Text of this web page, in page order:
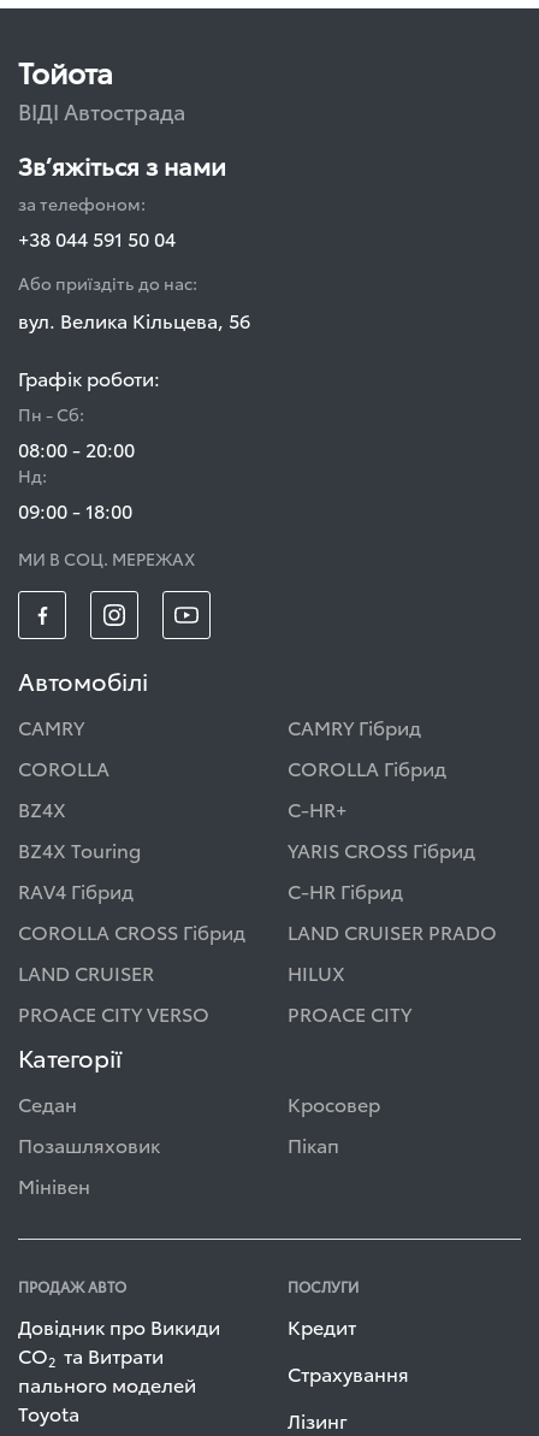
Тойота
ВІДІ Автострада
Зв’яжіться з нами
за телефоном:
+38 044 591 50 04
Або приїздіть до нас:
вул. Велика Кільцева, 56
Графік роботи:
Пн - Сб:
08:00 - 20:00
Нд:
09:00 - 18:00
МИ В СОЦ. МЕРЕЖАХ
Автомобілі
CAMRY
CAMRY Гібрид
COROLLA
COROLLA Гібрид
BZ4X
C-HR+
BZ4X Touring
YARIS CROSS Гібрид
RAV4 Гібрид
C-HR Гібрид
COROLLA CROSS Гібрид
LAND CRUISER PRADO
LAND CRUISER
HILUX
PROACE CITY VERSO
PROACE CITY
Категорії
Седан
Кросовер
Позашляховик
Пікап
Мінівен
ПРОДАЖ АВТО
Довідник про Викиди
СО2 та Витрати
пального моделей
Toyota
ПОСЛУГИ
Кредит
Страхування
Лізинг